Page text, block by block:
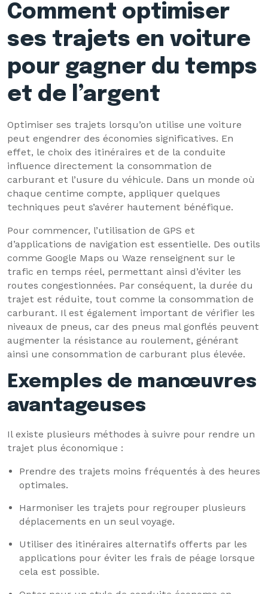
Comment optimiser
ses trajets en voiture
pour gagner du temps
et de l’argent
Optimiser ses trajets lorsqu’on utilise une voiture
peut engendrer des économies significatives. En
effet, le choix des itinéraires et de la conduite
influence directement la consommation de
carburant et l’usure du véhicule. Dans un monde où
chaque centime compte, appliquer quelques
techniques peut s’avérer hautement bénéfique.
Pour commencer, l’utilisation de GPS et
d’applications de navigation est essentielle. Des outils
comme Google Maps ou Waze renseignent sur le
trafic en temps réel, permettant ainsi d’éviter les
routes congestionnées. Par conséquent, la durée du
trajet est réduite, tout comme la consommation de
carburant. Il est également important de vérifier les
niveaux de pneus, car des pneus mal gonflés peuvent
augmenter la résistance au roulement, générant
ainsi une consommation de carburant plus élevée.
Exemples de manœuvres
avantageuses
Il existe plusieurs méthodes à suivre pour rendre un
trajet plus économique :
Prendre des trajets moins fréquentés à des heures
optimales.
Harmoniser les trajets pour regrouper plusieurs
déplacements en un seul voyage.
Utiliser des itinéraires alternatifs offerts par les
applications pour éviter les frais de péage lorsque
cela est possible.